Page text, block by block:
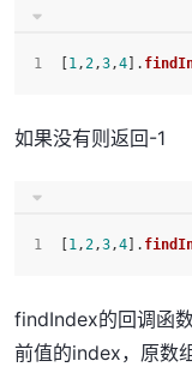
1,2,3,4 ].
如果没有则返回-1
1,2,3,4 ].
findIndex的回调函
前值的index，原数组